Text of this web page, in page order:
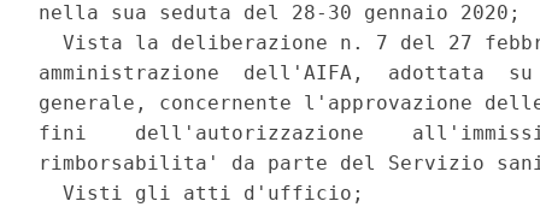
nella sua seduta del 28-30 gennaio 2020;
Vista la deliberazione n. 7 del 27
amministrazione  dell'AIFA,  adottata
generale, concernente l'approvazione
fini    dell'autorizzazione
rimborsabilita' da parte del Servizio
  Visti gli atti d'ufficio;